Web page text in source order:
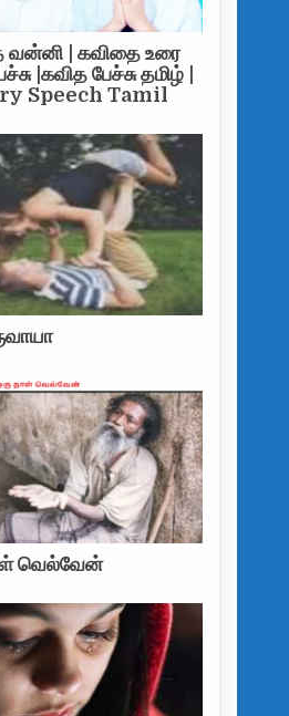
இருந்து விலகுவோம் – கோட்ட இறுமாப்பு
வன்னி | கவிதை உரை
|கவித பேச்சு தமிழ் |
Speech Tamil
வெல்வேன்